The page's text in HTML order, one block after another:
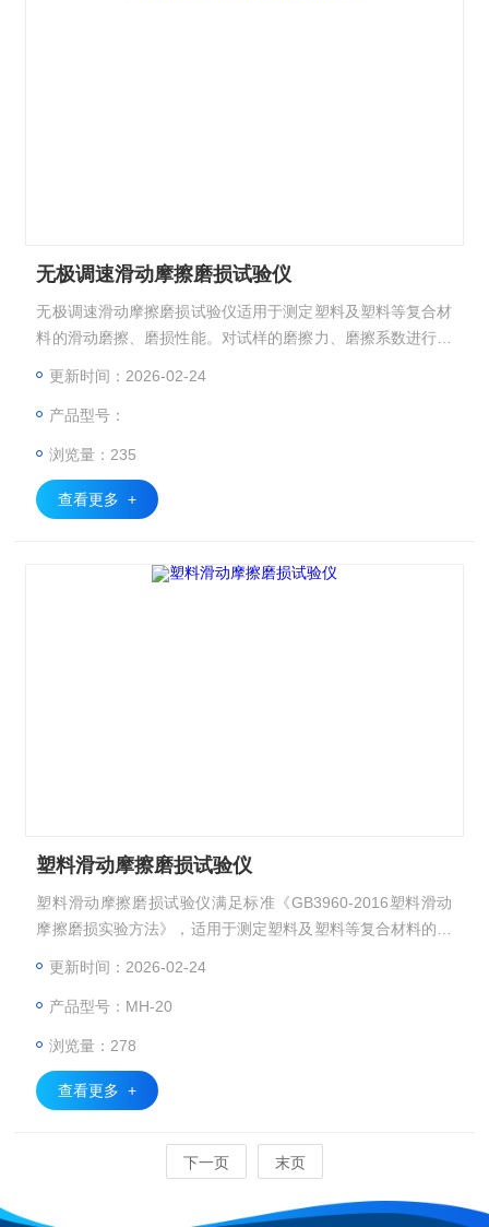
无极调速滑动摩擦磨损试验仪
无极调速滑动摩擦磨损试验仪适用于测定塑料及塑料等复合材
料的滑动磨擦、磨损性能。对试样的磨擦力、磨擦系数进行测
更新时间：2026-02-24
产品型号：
浏览量：235
查看更多 +
塑料滑动摩擦磨损试验仪
塑料滑动摩擦磨损试验仪满足标准《GB3960-2016塑料滑动
摩擦磨损实验方法》，适用于测定塑料及塑料等复合材料的滑
更新时间：2026-02-24
产品型号：MH-20
浏览量：278
查看更多 +
下一页 末页